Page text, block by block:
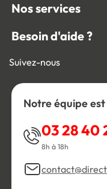
Nos services
Besoin d'aide ?
Suivez-nous
Notre équipe
03 28 40
8h à 18h